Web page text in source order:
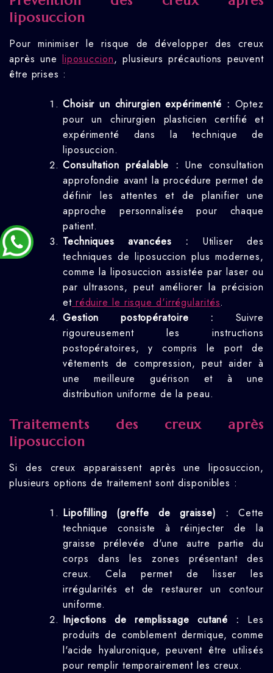
liposuccion
Pour minimiser le risque de développer des creux
après une liposuccion, plusieurs précautions peuvent
être prises :
Choisir un chirurgien expérimenté : Optez
pour un chirurgien plasticien certifié et
expérimenté dans la technique de
liposuccion.
Consultation préalable : Une consultation
approfondie avant la procédure permet de
définir les attentes et de planifier une
approche personnalisée pour chaque
patient.
Techniques avancées : Utiliser des
techniques de liposuccion plus modernes,
comme la liposuccion assistée par laser ou
par ultrasons, peut améliorer la précision
etréduire le risque d'irrégularités.
Gestion postopératoire : Suivre
rigoureusement les instructions
postopératoires, y compris le port de
vêtements de compression, peut aider à
une meilleure guérison et à une
distribution uniforme de la peau.
Traitements des creux après
liposuccion
Si des creux apparaissent après une liposuccion,
plusieurs options de traitement sont disponibles :
Lipofilling (greffe de graisse) : Cette
technique consiste à réinjecter de la
graisse prélevée d'une autre partie du
corps dans les zones présentant des
creux. Cela permet de lisser les
irrégularités et de restaurer un contour
uniforme.
Injections de remplissage cutané : Les
produits de comblement dermique, comme
l'acide hyaluronique, peuvent être utilisés
pour remplir temporairement les creux.